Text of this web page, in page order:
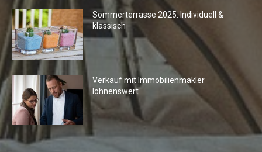
Sommerterrasse 2025: Individuell &
klassisch
Verkauf mit Immobilienmakler
lohnenswert